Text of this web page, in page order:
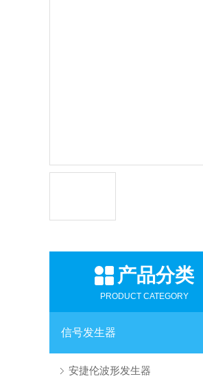
产品分类
PRODUCT CATEGORY
信号发生器
安捷伦波形发生器